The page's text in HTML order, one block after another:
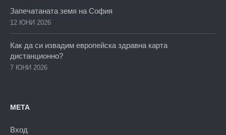
Запечатаната земя на София
12 ЮНИ 2026
Как да си извадим европейска здравна карта
дистанционно?
7 ЮНИ 2026
МЕТА
Вход